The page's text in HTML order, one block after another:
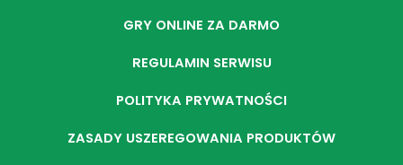
GRY ONLINE ZA DARMO
REGULAMIN SERWISU
POLITYKA PRYWATNOŚCI
ZASADY USZEREGOWANIA PRODUKTÓW